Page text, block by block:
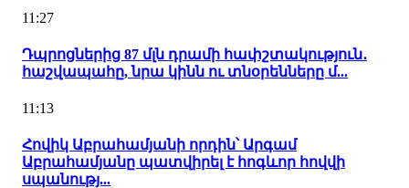
11:27
Դպրոցներից 87 մլն դրամի հափշտակություն․
հաշվապահը, նրա կինն ու տնօրենները մ...
11:13
Հովիկ Աբրահամյանի որդին՝ Արգամ
Աբրահամյանը պատվիրել է հոգևոր հովվի
սպանությ...